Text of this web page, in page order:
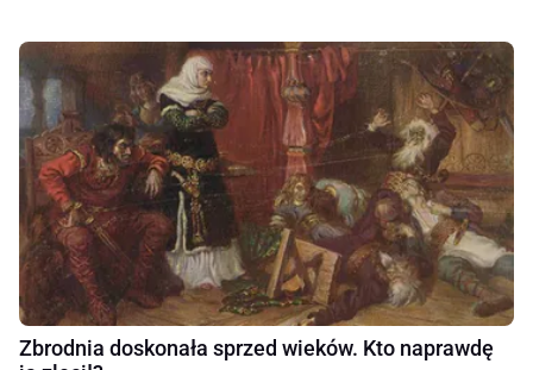
Zbrodnia doskonała sprzed wieków. Kto naprawdę